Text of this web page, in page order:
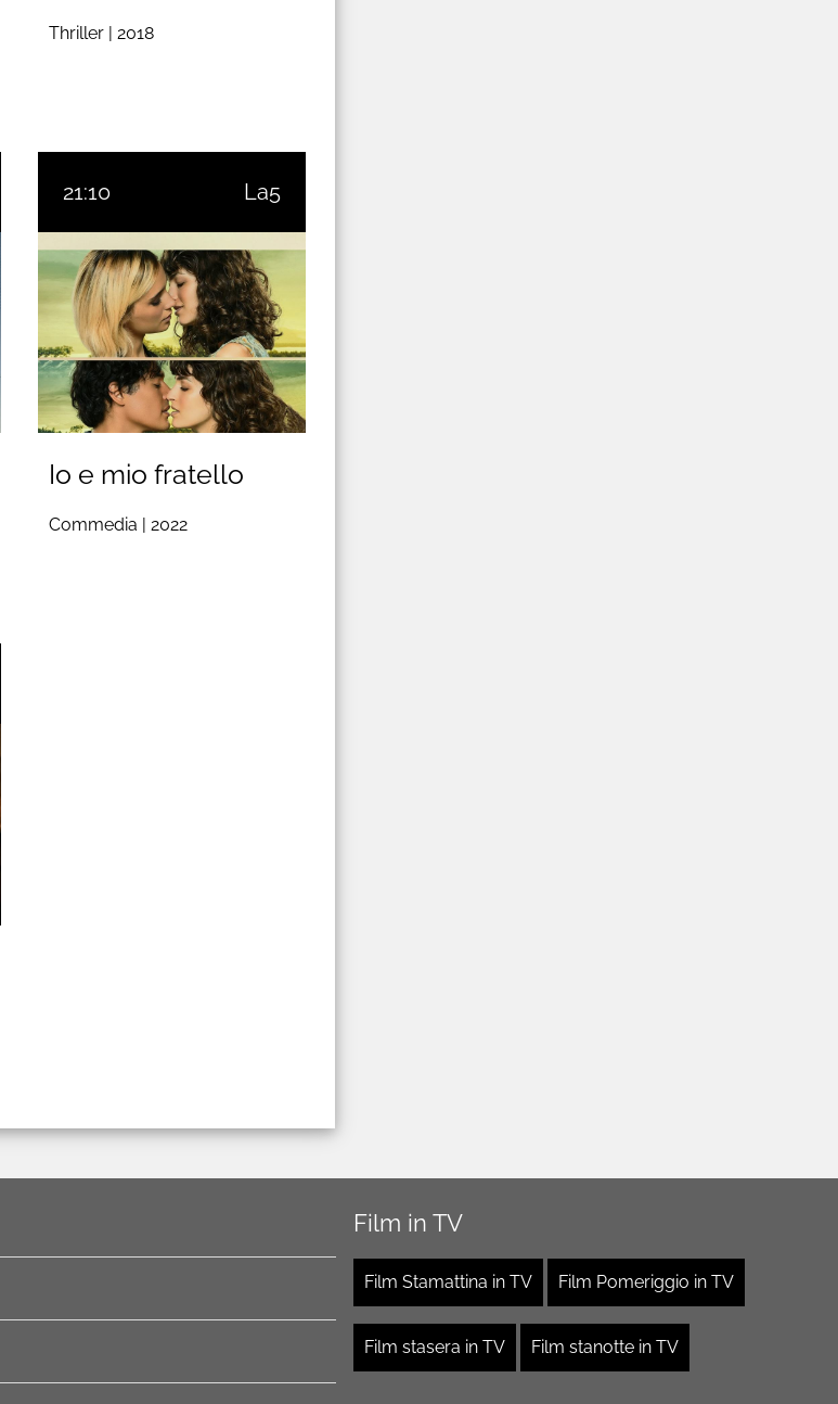
Thriller | 2018
21:10 La5
Io e mio fratello
Commedia | 2022
Film in TV
Film Stamattina in TV Film Pomeriggio in TV
Film stasera in TV Film stanotte in TV